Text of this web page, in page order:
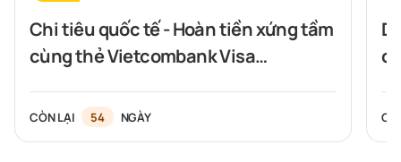
Chi tiêu quốc tế - Hoàn tiền xứng tầm
cùng thẻ Vietcombank Visa
CÒN LẠI 54 NGÀY